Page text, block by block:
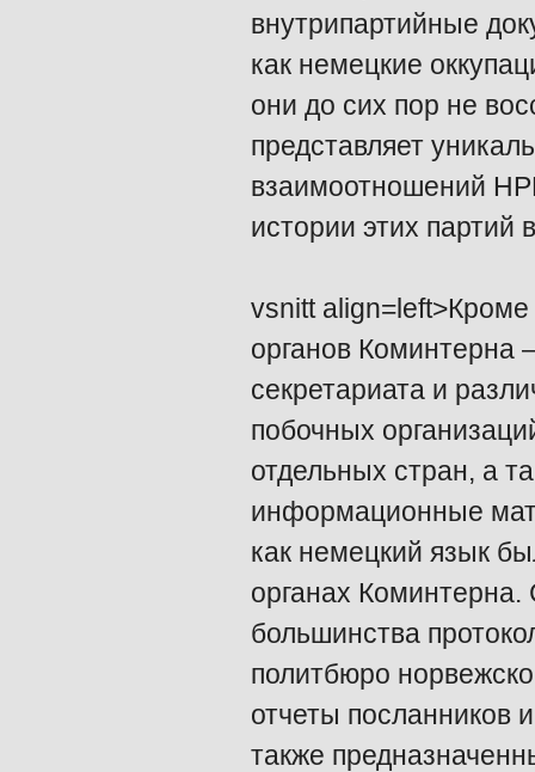
внутрипартийные
как немецкие
они до сих пор не
представляет
взаимоотношений
истории этих партий
vsnitt
органов Коминтерна
секретариата и
побочных
отдельных стран, а
информационные
как немецкий язык
органах
большинства
политбюро
отчеты посланников
также